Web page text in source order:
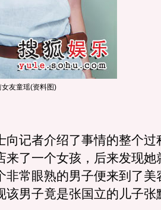
女友童瑶(资料图)
记者介绍了事情的整个过
来了一个女孩，后来发现她
非常眼熟的男子便来到了美
该男子竟是张国立的儿子张